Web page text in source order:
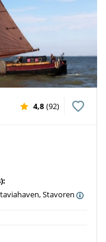
4,8 (92)
Stavoren